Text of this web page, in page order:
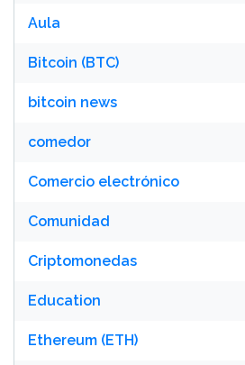
Aula
Bitcoin (BTC)
bitcoin news
comedor
Comercio electrónico
Comunidad
Criptomonedas
Education
Ethereum (ETH)